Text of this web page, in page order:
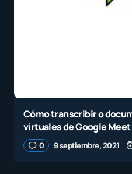
Cómo transcribir o
virtuales de Google
0 9 septiembre, 2021